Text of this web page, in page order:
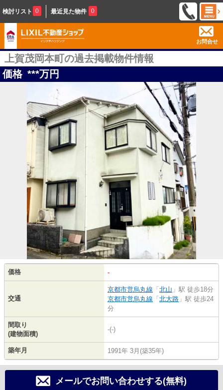
検討リスト 0 最近見た物件 0
お問合せ
上賀茂岡本町の過去掲載物件情報
価格 ***万円
価格 -
交通
京都市営烏丸線 「 北山 」駅 徒歩18分
京都市営烏丸線 「 北大路 」駅 徒歩24
分
間取り
(建物面積)
-(-)
築年月 1991年 3月(築35年)
メールでお問い合わせする(無料)